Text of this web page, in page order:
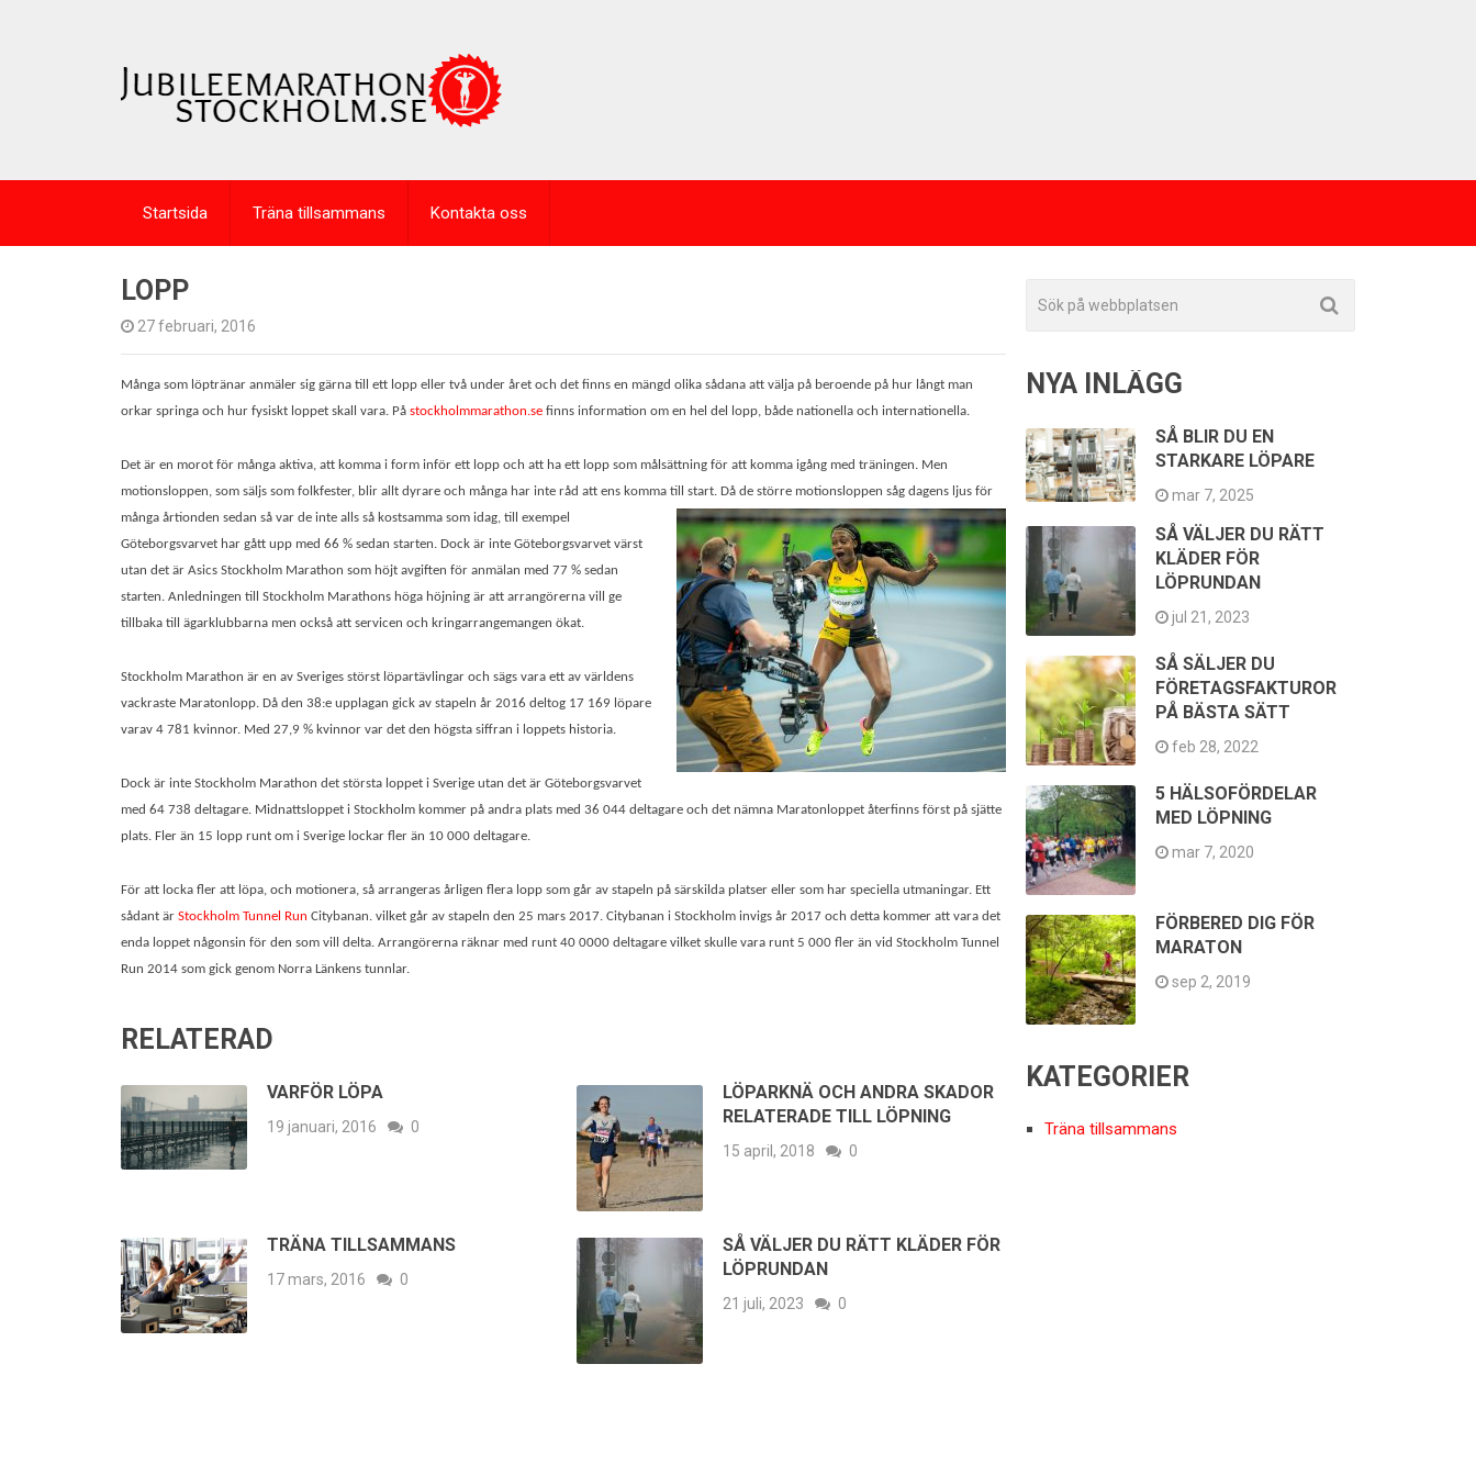
Startsida Träna tillsammans Kontakta oss
LOPP
27 februari, 2016
Många som löptränar anmäler sig gärna till ett lopp eller två under året och det finns en mängd olika sådana att välja på beroende på hur långt man
orkar springa och hur fysiskt loppet skall vara. På stockholmmarathon.se finns information om en hel del lopp, både nationella och internationella.
Det är en morot för många aktiva, att komma i form inför ett lopp och att ha ett lopp som målsättning för att komma igång med träningen. Men
motionsloppen, som säljs som folkfester, blir allt dyrare och många har inte råd att ens komma till start. Då de större motionsloppen såg dagens ljus för
många årtionden sedan så var de inte alls så kostsamma som idag, till exempel
Göteborgsvarvet har gått upp med 66 % sedan starten. Dock är inte Göteborgsvarvet värst
utan det är Asics Stockholm Marathon som höjt avgiften för anmälan med 77 % sedan
starten. Anledningen till Stockholm Marathons höga höjning är att arrangörerna vill ge
tillbaka till ägarklubbarna men också att servicen och kringarrangemangen ökat.
Stockholm Marathon är en av Sveriges störst löpartävlingar och sägs vara ett av världens
vackraste Maratonlopp. Då den 38:e upplagan gick av stapeln år 2016 deltog 17 169 löpare
varav 4 781 kvinnor. Med 27,9 % kvinnor var det den högsta siffran i loppets historia.
Dock är inte Stockholm Marathon det största loppet i Sverige utan det är Göteborgsvarvet
med 64 738 deltagare. Midnattsloppet i Stockholm kommer på andra plats med 36 044 deltagare och det nämna Maratonloppet återfinns först på sjätte
plats. Fler än 15 lopp runt om i Sverige lockar fler än 10 000 deltagare.
För att locka fler att löpa, och motionera, så arrangeras årligen flera lopp som går av stapeln på särskilda platser eller som har speciella utmaningar. Ett
sådant är Stockholm Tunnel Run Citybanan. vilket går av stapeln den 25 mars 2017. Citybanan i Stockholm invigs år 2017 och detta kommer att vara det
enda loppet någonsin för den som vill delta. Arrangörerna räknar med runt 40 0000 deltagare vilket skulle vara runt 5 000 fler än vid Stockholm Tunnel
Run 2014 som gick genom Norra Länkens tunnlar.
RELATERAD
VARFÖR LÖPA
19 januari, 2016 0
LÖPARKNÄ OCH ANDRA SKADOR
RELATERADE TILL LÖPNING
15 april, 2018 0
TRÄNA TILLSAMMANS
17 mars, 2016 0
SÅ VÄLJER DU RÄTT KLÄDER FÖR
LÖPRUNDAN
21 juli, 2023 0
NYA INLÄGG
SÅ BLIR DU EN
STARKARE LÖPARE
mar 7, 2025
SÅ VÄLJER DU RÄTT
KLÄDER FÖR
LÖPRUNDAN
jul 21, 2023
SÅ SÄLJER DU
FÖRETAGSFAKTUROR
PÅ BÄSTA SÄTT
feb 28, 2022
5 HÄLSOFÖRDELAR
MED LÖPNING
mar 7, 2020
FÖRBERED DIG FÖR
MARATON
sep 2, 2019
KATEGORIER
Träna tillsammans